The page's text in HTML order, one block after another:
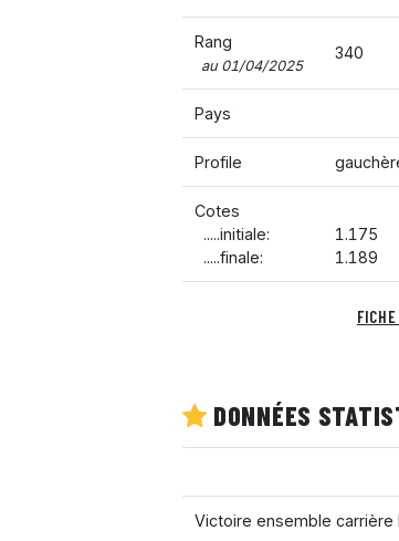
Rang
au 01/04/2025
340
Pays
Profile
Cotes
.....initiale:
.....finale:
1.175
1.189
DONNÉES
Victoire ensemble carrière